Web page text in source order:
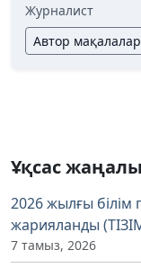
Журналист
Автор
Ұқсас
2026 жылғы білім
жарияланды
7 тамыз, 2026